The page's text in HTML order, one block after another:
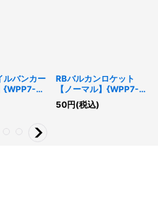
ルバンカー
{WPP7-
スター》
RBバルカンロケット
【ノーマル】{WPP7-
JP014}《モンスター》
50円(税込)